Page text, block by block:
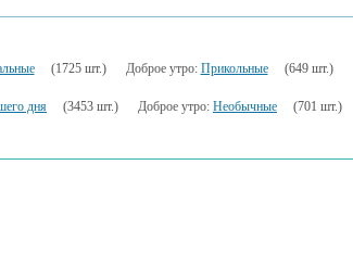
(1725 шт.) Доброе утро: Прикольные (649 шт.)
дня (3453 шт.) Доброе утро: Необычные (701 шт.)